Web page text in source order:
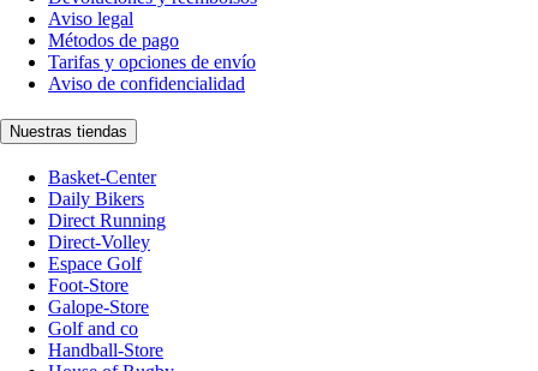
Aviso legal
Métodos de pago
Tarifas y opciones de envío
Aviso de confidencialidad
Nuestras tiendas
Basket-Center
Daily Bikers
Direct Running
Direct-Volley
Espace Golf
Foot-Store
Galope-Store
Golf and co
Handball-Store